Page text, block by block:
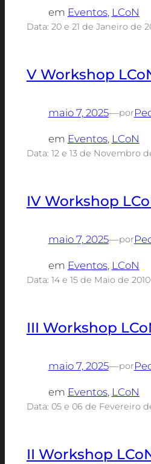
em Eventos, LCoN
Data: 20 e 21 de Janeiro de
V Workshop
maio 7, 2025—por
em Eventos, LCoN
Data: 12 e 13 de Novembro
IV Workshop
maio 7, 2025—por
em Eventos, LCoN
Data: 14 e 15 de Maio de 2010
III Workshop
maio 7, 2025—por
em Eventos, LCoN
Data: 05 e 06 de Fevereiro
II Workshop